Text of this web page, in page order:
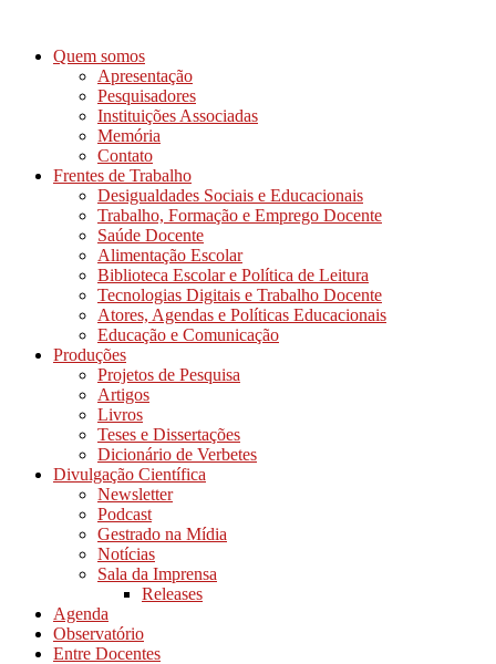
Quem somos
Apresentação
Pesquisadores
Instituições Associadas
Memória
Contato
Frentes de Trabalho
Desigualdades Sociais e Educacionais
Trabalho, Formação e Emprego Docente
Saúde Docente
Alimentação Escolar
Biblioteca Escolar e Política de Leitura
Tecnologias Digitais e Trabalho Docente
Atores, Agendas e Políticas Educacionais
Educação e Comunicação
Produções
Projetos de Pesquisa
Artigos
Livros
Teses e Dissertações
Dicionário de Verbetes
Divulgação Científica
Newsletter
Podcast
Gestrado na Mídia
Notícias
Sala da Imprensa
Releases
Agenda
Observatório
Entre Docentes